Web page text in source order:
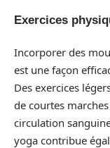
Exercices
Incorporer des
est une façon
Des exercices
de courtes
circulation
yoga contribue